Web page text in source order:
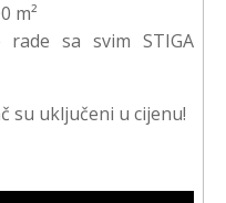
m²
sa svim STIGA
su uključeni u cijenu!